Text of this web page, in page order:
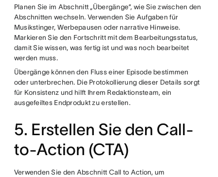
Planen Sie im Abschnitt „Übergänge“, wie Sie zwischen den
Abschnitten wechseln. Verwenden Sie Aufgaben für
Musikstinger, Werbepausen oder narrative Hinweise.
Markieren Sie den Fortschritt mit dem Bearbeitungsstatus,
damit Sie wissen, was fertig ist und was noch bearbeitet
werden muss.
Übergänge können den Fluss einer Episode bestimmen
oder unterbrechen. Die Protokollierung dieser Details sorgt
für Konsistenz und hilft Ihrem Redaktionsteam, ein
ausgefeiltes Endprodukt zu erstellen.
5. Erstellen Sie den Call-
to-Action (CTA)
Verwenden Sie den Abschnitt Call to Action, um